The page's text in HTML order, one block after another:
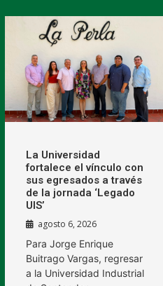
La Universidad
fortalece el vínculo con
sus egresados a través
de la jornada ‘Legado
UIS’
agosto 6, 2026
Para Jorge Enrique
Buitrago Vargas, regresar
a la Universidad Industrial